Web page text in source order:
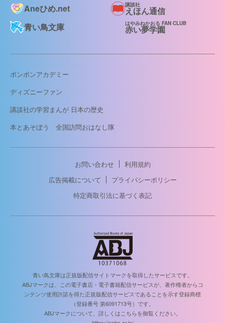
Aneひめ.net
講談社
えほん通信
青い鳥文庫
はやみねかおる FAN CLUB
赤い夢学園
ボンボンアカデミー
ディズニーファン
講談社の学習まんが 日本の歴史
本とあそぼう 全国訪問おはなし隊
お問い合わせ
利用規約
広告掲載について
プライバシーポリシー
特定商取引法に基づく表記
青い鳥文庫は正規版配信サイトマークを取得したサービスです。
ABJマークは、この電子書店・電子書籍配信サービスが、著作権者からコ
ンテンツ使用許諾を得た正規版配信サービスであることを示す登録商標
（登録番号 第6091713号）です。
ABJマークについて、詳しくはこちらを御覧ください。